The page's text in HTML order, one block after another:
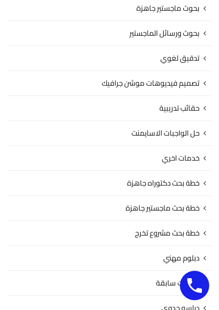
بحوث ماجستير جاهزة
بحوث ورسائل الماجستير
تدقيق لغوي
تصميم فيديوهات موشن جرافيك
حقائب تدريبية
حل الواجبات الاسايمنت
خدمات اخري
خطة بحث دكتوراه جاهزة
خطة بحث ماجستير جاهزة
خطة بحث مشروع تخرج
دبلوم مهني
دراسات سابقة